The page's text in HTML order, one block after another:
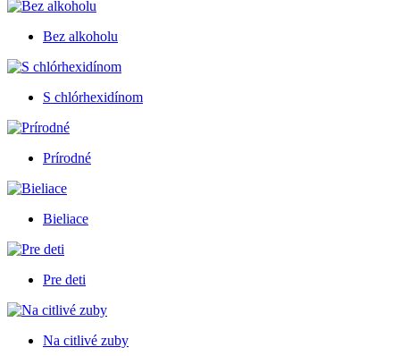
Bez alkoholu
S chlórhexidínom
Prírodné
Bieliace
Pre deti
Na citlivé zuby